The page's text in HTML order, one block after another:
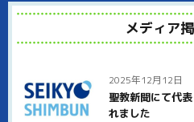
阪南市のご近所への配慮として、
ことを近所の人に知られないよう
ダンボールを使って運び出すこと
阪南市でイーブイが選ば
阪南市で多くのお客様にイーブイ
メディア
2025年12月12日
聖教新聞にて代
れました